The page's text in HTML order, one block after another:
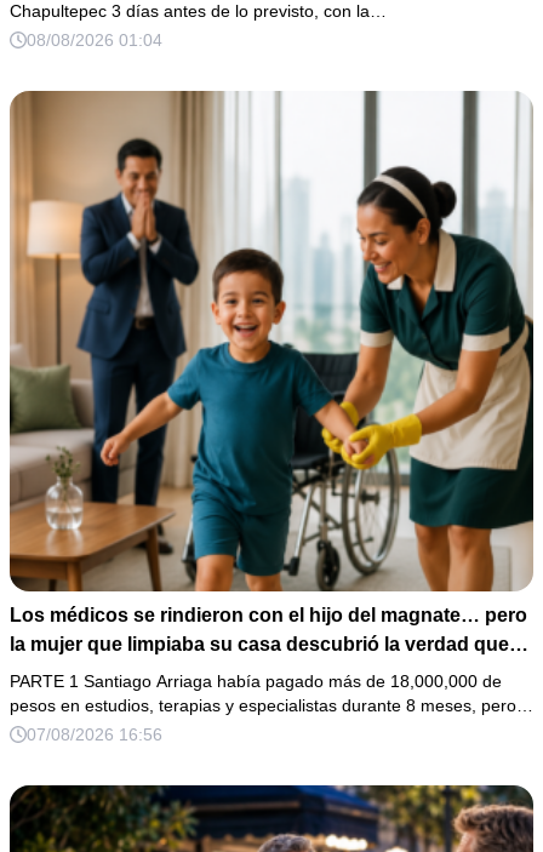
Chapultepec 3 días antes de lo previsto, con la…
08/08/2026 01:04
Los médicos se rindieron con el hijo del magnate… pero
la mujer que limpiaba su casa descubrió la verdad que
nadie quiso escuchar.
PARTE 1 Santiago Arriaga había pagado más de 18,000,000 de
pesos en estudios, terapias y especialistas durante 8 meses, pero…
07/08/2026 16:56